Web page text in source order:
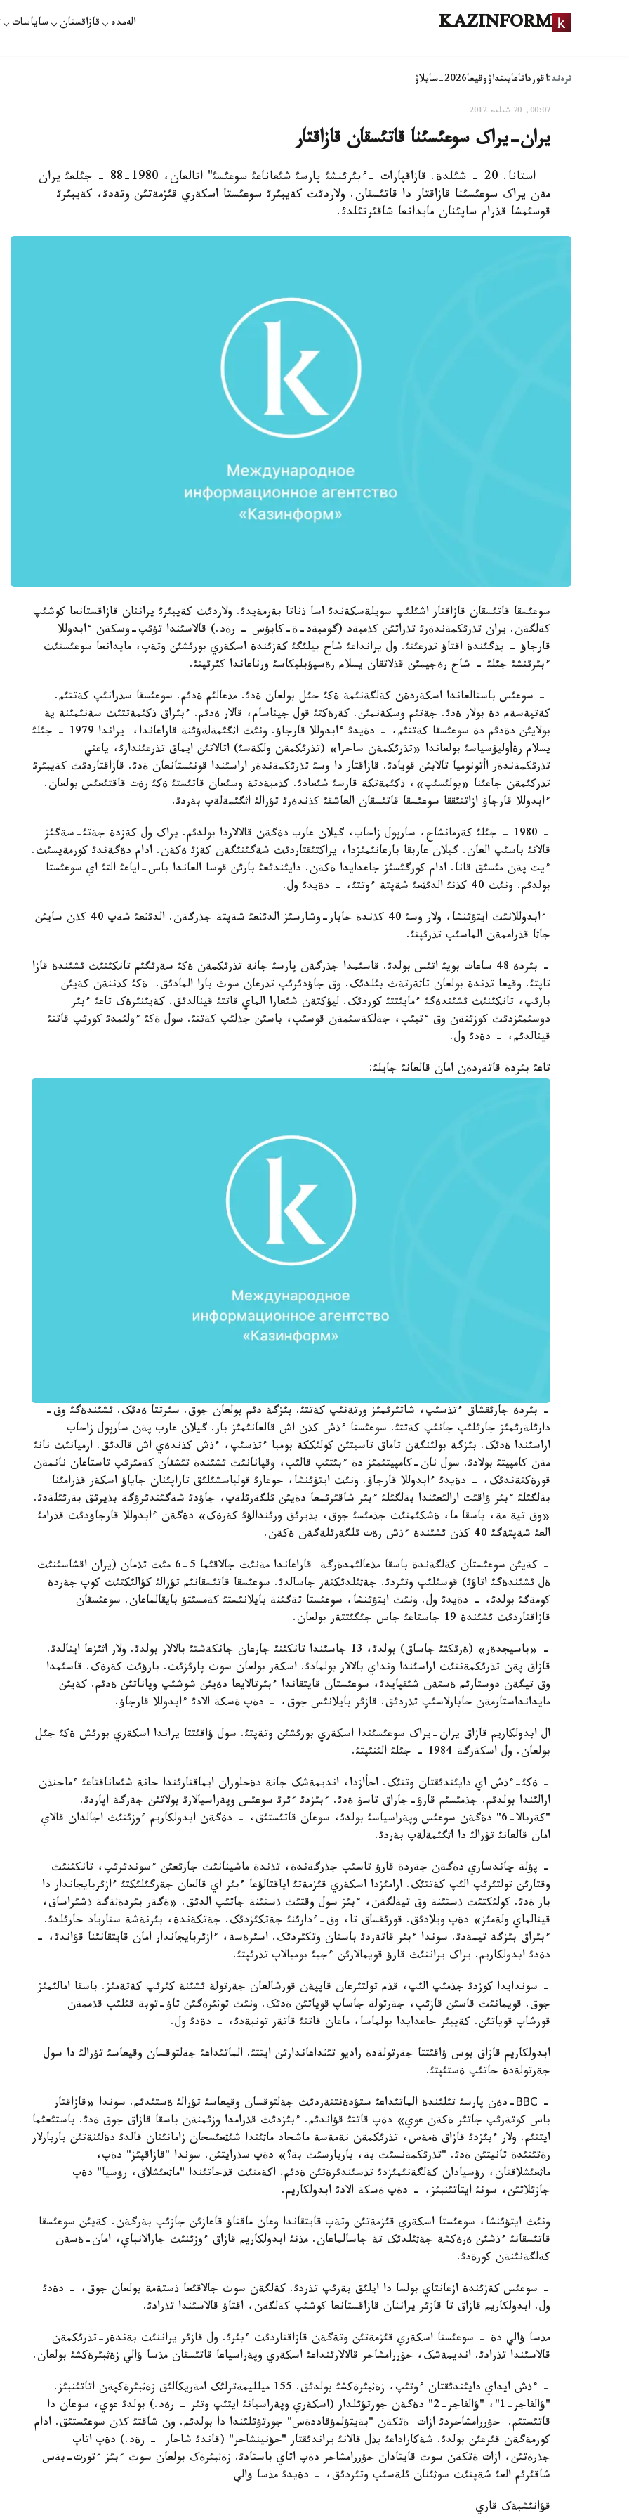
KAZINFORM الەمدە قازاقستان ساياسات
ترەند:اقورداتاعايىنداۋوقيعا2026-سايلاۋ
00:07, 20 شىلدە 2012
يران-يراک سوعئسئنا قاتئسقان قازاقتار
استانا. 20 - شئلدة. قازاقپارات -ءبئرئنشئ پارسئ شئعاناعئ سوعئسئ" اتالعان، 1980-88 - جئلعئ يران
مةن يراک سوعئسئنا قازاقتار دا قاتئسقان. ولاردئث کةيبئرئ سوعئستا اسکةري قئزمةتئن وتةدئ، کةيبئرئ
قوسئمشا قذرام ساپئنان مايدانعا شاقئرتئلدئ.
سوعئسقا قاتئسقان قازاقتار اشئلئپ سويلةسکةندئ اسا ذناتا بةرمةيدئ. ولاردئث کةيبئرئ يراننان قازاقستانعا کوشئپ
کةلگةن. يران تذرئکمةندةرئ تذراتئن کذمبةد (گومبةد-ة-کابؤس - رةد.) قالاسئندا تؤئپ-وسکةن ءابدوللا
قارجاؤ - بذگئندة اقتاؤ تذرعئنئ. ول يرانداعئ شاح بيلئگئ کةزئندة اسکةري بورئشئن وتةپ، مايدانعا سوعئستئث
ءبئرئنشئ جئلئ - شاح رةجيمئن قذلاتقان يسلام رةسپؤبليکاسئ ورناعاندا کئرئپتئ.
- سوعئس باستالعاندا اسکةردةن کةلگةنئمة ةکئ جئل بولعان ةدئ. مذعالئم ةدئم. سوعئسقا سذرانئپ کةتتئم.
کةتپةسةم دة بولار ةدئ. جةتئم وسکةنمئن. کةرةکتئ قول جيناسام، قالار ةدئم. ءبئراق ذکئمةتتئث سةنئمئنة ية
بولايئن دةدئم دة سوعئسقا کةتتئم، - دةيدئ ءابدوللا قارجاؤ. ونئث اثگئمةلةؤئنة قاراعاندا، يراندا 1979 - جئلئ
يسلام رةأوليؤسياسئ بولعاندا «تذرئکمةن ساحرا» (تذرئکمةن ولکةسئ) اتالاتئن ايماق تذرعئندارئ، ياعني
تذرئکمةندةر اأتونوميا تالابئن قويادئ. قازاقتار دا وسئ تذرئکمةندةر اراسئندا قونئستانعان ةدئ. قازاقتاردئث کةيبئرئ
تذرکئمةن جاعئنا «بولئسئپ»، ذکئمةتکة قارسئ شئعادئ. کذمبةدتة وسئعان قاتئستئ ةکئ رةت قاقتئعئس بولعان.
ءابدوللا قارجاؤ ازاتتئققا سوعئسقا قاتئسقان العاشقئ کذندةرئ تؤرالئ اثگئمةلةپ بةردئ.
- 1980 - جئلئ کةرمانشاح، سارپول زاحاب، گيلان عارب دةگةن قالالاردا بولدئم. يراک ول کةزدة جةتئ-سةگئز
قالانئ باسئپ العان. گيلان عاربقا بارعانئمئزدا، يراکتئقتاردئث شةگئنئگةن کةزئ ةکةن. ادام دةگةندئ کورمةيسئث.
ءيت پةن مئسئق قانا. ادام کورگئسئز جاعدايدا ةکةن. دايئندئعئ بارئن قوسا العاندا باس-اياعئ التئ اي سوعئستا
بولدئم. ونئث 40 کذنئ الدئثعئ شةپتة ءوتتئ، - دةيدئ ول.
ءابدوللانئث ايتؤئنشا، ولار وسئ 40 کذندة حابار-وشارسئز الدئثعئ شةپتة جذرگةن. الدئثعئ شةپ 40 کذن سايئن
جاثا قذراممةن الماسئپ تذرئپتئ.
- بئردة 48 ساعات بويئ اتئس بولدئ. قاسئمدا جذرگةن پارسئ جانة تذرئکمةن ةکئ سةرئگئم تانکئنئث ئشئندة قازا
تاپتئ. وقيعا تذندة بولعان تاثةرتةث بئلدئک. وق جاؤدئرئپ تذرعان سوث بارا المادئق. ةکئ کذننةن کةيئن
بارئپ، تانکئنئث ئشئندةگئ ءمايئتتئ کوردئک. ليؤکتةن شئعارا الماي قاتتئ قينالدئق. کةيئنئرةک تاعئ ءبئر
دوسئمئزدئث کوزئنةن وق ءتيئپ، جةلکةسئمةن قوسئپ، باسئن جذلئپ کةتتئ. سول ةکئ ءولئمدئ کورئپ قاتتئ
قينالدئم، - دةدئ ول.
تاعئ بئردة قاتةردةن امان قالعانئ جايلئ:
- بئردة جارئقشاق ءتذسئپ، شاتئرئمئز ورتةنئپ کةتتئ. بئزگة دئم بولعان جوق. سئرتتا ةدئک. ئشئندةگئ وق-
دارئلةرئمئز جارئلئپ جانئپ کةتتئ. سوعئستا ءذش کذن اش قالعانئمئز بار. گيلان عارب پةن سارپول زاحاب
اراسئندا ةدئک. بئزگة بولئنگةن تاماق تاسيتئن کولئککة بومبا ءتذسئپ، ءذش کذندةي اش قالدئق. ارميانئث نانئ
مةن کامپيتئ بولادئ. سول نان-کامپيتئمئز دة ءبئتئپ قالئپ، وقپانانئث ئشئندة تئشقان کةمئرئپ تاستاعان نانمةن
قورةکتةندئک، - دةيدئ ءابدوللا قارجاؤ. ونئث ايتؤئنشا، جوعارئ قولباسشئلئق تاراپئنان جاياؤ اسکةر قذرامئنا
بةلگئلئ ءبئر ؤاقئت ارالئعئندا بةلگئلئ ءبئر شاقئرئمعا دةيئن ئلگةرئلةپ، جاؤدئ شةگئندئرؤگة بذيرئق بةرئئلةدئ.
«وق تية مة، باسقا ما، ةشکئمنئث جذمئسئ جوق، بذيرئق ورئندالؤئ کةرةک» دةگةن ءابدوللا قارجاؤدئث قذرامئ
العئ شةپتةگئ 40 کذن ئشئندة ءذش رةت ئلگةرئلةگةن ةکةن.
- کةيئن سوعئستان کةلگةندة باسقا مذعالئمدةرگة قاراعاندا مةنئث جالاقئما 5-6 مئث تذمان (يران اقشاسئنئث
ةل ئشئندةگئ اتاؤئ) قوسئلئپ وتئردئ. جةثئلدئکتةر جاسالدئ. سوعئسقا قاتئسقانئم تؤرالئ کؤالئکتئث کوپ جةردة
کومةگئ بولدئ، - دةيدئ ول. ونئث ايتؤئنشا، سوعئستا تةگئنة بايلانئستئ کةمسئتؤ بايقالماعان. سوعئسقان
قازاقتاردئث ئشئندة 19 جاستاعئ جاس جئگئتتةر بولعان.
- «باسيجدةر» (ةرئکتئ جاساق) بولدئ، 13 جاسئندا تانکئنئ جارعان جانکةشتئ بالالار بولدئ. ولار اثئزعا اينالدئ.
قازاق پةن تذرئکمةننئث اراسئندا ونداي بالالار بولمادئ. اسکةر بولعان سوث پارئزئث. بارؤئث کةرةک. قاسئمدا
وق تيگةن دوستارئم ةستةن شئقپايدئ، سوعئستان قايتقاندا ءبئرتالايعا دةيئن شوشئپ وياناتئن ةدئم. کةيئن
مايدانداستارمةن حابارلاسئپ تذردئق. قازئر بايلانئس جوق، - دةپ ةسکة الادئ ءابدوللا قارجاؤ.
ال ابدولکاريم قازاق يران-يراک سوعئسئندا اسکةري بورئشئن وتةپتئ. سول ؤاقئتتا يراندا اسکةري بورئش ةکئ جئل
بولعان. ول اسکةرگة 1984 - جئلئ الئنئپتئ.
- ةکئ-ءذش اي دايئندئقتان وتتئک. احأازدا، انديمةشک جانة دةحلوران ايماقتارئندا جانة شئعاناقتاعئ ءماجنذن
ارالئندا بولدئم. جذمئسئم قارؤ-جاراق تاسؤ ةدئ. ءبئزدئ ءئرئ سوعئس وپةراسيالارئ بولاتئن جةرگة اپاردئ.
"کةربالا-6" دةگةن سوعئس وپةراسياسئ بولدئ، سوعان قاتئستئق، - دةگةن ابدولکاريم ءوزئنئث اجالدان قالاي
امان قالعانئ تؤرالئ دا اثگئمةلةپ بةردئ.
- پؤلة چاندساري دةگةن جةردة قارؤ تاسئپ جذرگةندة، تذندة ماشينانئث جارئعئن ءسوندئرئپ، تانکئنئث
وقتارئن تولتئرئپ الئپ کةتتئک. ارامئزدا اسکةري قئزمةتئ اياقتالؤعا ءبئر اي قالعان جةرگئلئکتئ ءازئربايجاندار دا
بار ةدئ. کولئکتئث ذستئنة وق تيةلگةن، ءبئز سول وقتئث ذستئنة جاتئپ الدئق. «ةگةر بئردةثةگة ذشئراساق،
قينالماي ولةمئز» دةپ ويلادئق. قورئقساق تا، وق-ءدارئنئ جةتکئزدئک. جةتکةندة، بئرنةشة سنارياد جارئلدئ.
ءبئراق بئزگة تيمةدئ. سوندا ءبئر قاتةردئ باستان وتکئردئک. اسئرةسة، ءازئربايجاندار امان قايتقانئنا قؤاندئ، -
دةدئ ابدولکاريم. يراک يراننئث قارؤ قويمالارئن ءجيئ بومبالاپ تذرئپتئ.
- سوندايدا کوزدئ جذمئپ الئپ، قذم تولتئرعان قاپپةن قورشالعان جةرتولة ئشئنة کئرئپ کةتةمئز. باسقا امالئمئز
جوق. قويمانئث قاسئن قازئپ، جةرتولة جاساپ قوياتئن ةدئک. ونئث توثئرةگئن تاؤ-توبة قئلئپ قذممةن
قورشاپ قوياتئن. کةيبئر جاعدايدا بولماسا، ماعان قاتتئ قاتةر تونبةدئ، - دةدئ ول.
ابدولکاريم قازاق بوس ؤاقئتتا جةرتولةدة راديو تئثداعاندارئن ايتتئ. الماتئداعئ جةلتوقسان وقيعاسئ تؤرالئ دا سول
جةرتولةدة جاتئپ ةستئپتئ.
- ВВС-دةن پارسئ تئلئندة الماتئداعئ ستؤدةنتتةردئث جةلتوقسان وقيعاسئ تؤرالئ ةستئدئم. سوندا «قازاقتار
باس کوتةرئپ جاتئر ةکةن عوي» دةپ قاتتئ قؤاندئم. ءبئزدئث قذرامدا وزئمنةن باسقا قازاق جوق ةدئ. باستئعئما
ايتتئم. ولار ءبئزدئ قازاق ةمةس، تذرئکمةن نةمةسة ماشحاد ماثئندا شئثعئسحان زامانئنان قالدئ دةلئنةتئن باربارلار
رةتئنئدة تانيتئن ةدئ. "تذرئکمةنسئث بة، باربارسئث بة؟» دةپ سذرايتئن. سوندا "قازاقپئز" دةپ،
ماثعئشلاقتان، رؤسيادان کةلگةنئمئزدئ تذسئندئرةتئن ةدئم. اکةمنئث قذجاتئندا "ماثعئشلاق، رؤسيا" دةپ
جازئلاتئن، سونئ ايتاتئنبئز، - دةپ ةسکة الادئ ابدولکاريم.
ونئث ايتؤئنشا، سوعئستا اسکةري قئزمةتئن وتةپ قايتقاندا وعان ماقتاؤ قاعازئن جازئپ بةرگةن. کةيئن سوعئسقا
قاتئسقانئ ءذشئن ةرةکشة جةثئلدئک تة جاسالماعان. مذنئ ابدولکاريم قازاق ءوزئنئث جارالانباي، امان-ةسةن
کةلگةنئنةن کورةدئ.
- سوعئس کةزئندة ازعانتاي بولسا دا ايلئق بةرئپ تذردئ. کةلگةن سوث جالاقئعا ذستةمة بولعان جوق، - دةدئ
ول. ابدولکاريم قازاق تا قازئر يراننان قازاقستانعا کوشئپ کةلگةن، اقتاؤ قالاسئندا تذرادئ.
مذسا ؤالي دة - سوعئستا اسکةري قئزمةتئن وتةگةن قازاقتاردئث ءبئرئ. ول قازئر يراننئث بةندةر-تذرئکمةن
قالاسئندا تذرادئ. انديمةشک، حؤررامشاحر قالالارئنداعئ اسکةري وپةراسياعا قاتئسقان مذسا ؤالي زةثبئرةکشئ بولعان.
- ءذش ايداي دايئندئقتان ءوتئپ، زةثبئرةکشئ بولدئق. 155 ميلليمةترلئک امةريکالئق زةثبئرةکپةن اتاتئنبئز.
"ؤالفاجر-1"، "ؤالفاجر-2" دةگةن جورتؤئلدار (اسکةري وپةراسيانئ ايتئپ وتئر - رةد.) بولدئ عوي، سوعان دا
قاتئستئم. حؤررامشاحردئ ازات ةتکةن "بةيتؤلمؤقاددةس" جورتؤئلئندا دا بولدئم. ون شاقتئ کذن سوعئستئق. ادام
کورمةگةن قئرعئن بولدئ. شةکاراداعئ بذل قالانئ يراندئقتار "حؤنينشاحر" (قاندئ شاحار - رةد.) دةپ اتاپ
جذرةتئن، ازات ةتکةن سوث قايتادان حؤررامشاحر دةپ اتاي باستادئ. زةثبئرةک بولعان سوث ءبئز ءتورت-بةس
شاقئرئم العئ شةپتئث سوثئنان ئلةسئپ وتئردئق، - دةيدئ مذسا ؤالي
قؤانئشبةک قاري